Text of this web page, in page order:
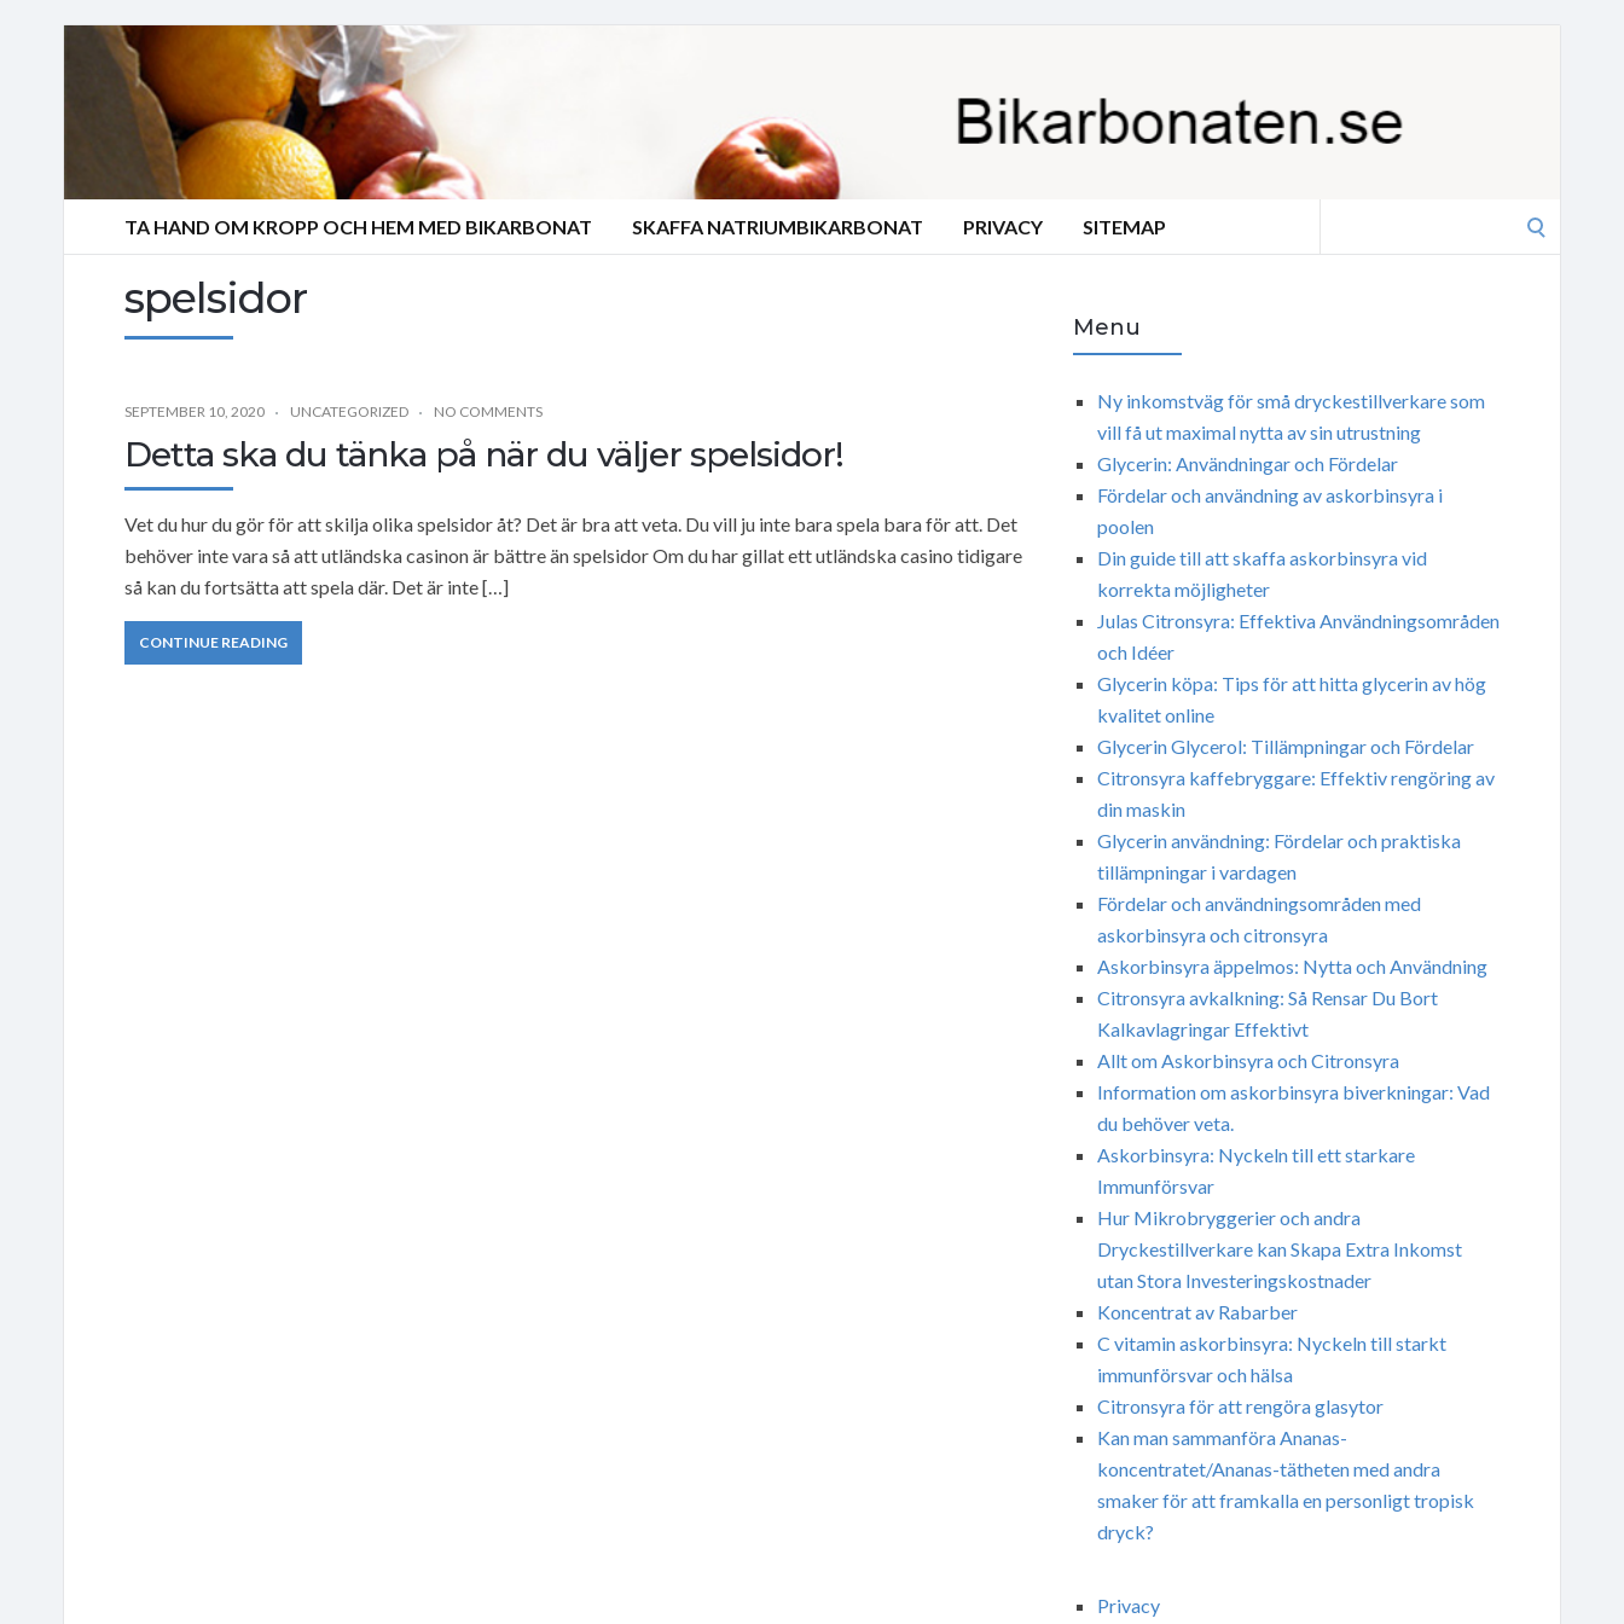
TA HAND OM KROPP OCH HEM MED BIKARBONAT SKAFFA NATRIUMBIKARBONAT PRIVACY SITEMAP
spelsidor
SEPTEMBER 10, 2020 UNCATEGORIZED NO COMMENTS
Detta ska du tänka på när du väljer spelsidor!
Vet du hur du gör för att skilja olika spelsidor åt? Det är bra att veta. Du vill ju inte bara spela bara för att. Det
behöver inte vara så att utländska casinon är bättre än spelsidor Om du har gillat ett utländska casino tidigare
så kan du fortsätta att spela där. Det är inte […]
CONTINUE READING
Menu
Ny inkomstväg för små dryckestillverkare som
vill få ut maximal nytta av sin utrustning
Glycerin: Användningar och Fördelar
Fördelar och användning av askorbinsyra i
poolen
Din guide till att skaffa askorbinsyra vid
korrekta möjligheter
Julas Citronsyra: Effektiva Användningsområden
och Idéer
Glycerin köpa: Tips för att hitta glycerin av hög
kvalitet online
Glycerin Glycerol: Tillämpningar och Fördelar
Citronsyra kaffebryggare: Effektiv rengöring av
din maskin
Glycerin användning: Fördelar och praktiska
tillämpningar i vardagen
Fördelar och användningsområden med
askorbinsyra och citronsyra
Askorbinsyra äppelmos: Nytta och Användning
Citronsyra avkalkning: Så Rensar Du Bort
Kalkavlagringar Effektivt
Allt om Askorbinsyra och Citronsyra
Information om askorbinsyra biverkningar: Vad
du behöver veta.
Askorbinsyra: Nyckeln till ett starkare
Immunförsvar
Hur Mikrobryggerier och andra
Dryckestillverkare kan Skapa Extra Inkomst
utan Stora Investeringskostnader
Koncentrat av Rabarber
C vitamin askorbinsyra: Nyckeln till starkt
immunförsvar och hälsa
Citronsyra för att rengöra glasytor
Kan man sammanföra Ananas-
koncentratet/Ananas-tätheten med andra
smaker för att framkalla en personligt tropisk
dryck?
Privacy